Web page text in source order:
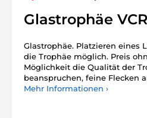
Glastrophäe
Glastrophäe. Platzieren eines
die Trophäe möglich. Preis
Möglichkeit die Qualität der
beanspruchen, feine Flecken
Mehr Informationen ›